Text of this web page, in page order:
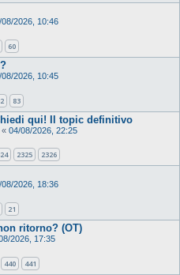
08/2026, 10:46
60
08/2026, 10:45
83
qui! Il topic definitivo
« 04/08/2026, 22:25
2325 2326
08/2026, 18:36
21
ritorno? (OT)
2026, 17:35
440 441